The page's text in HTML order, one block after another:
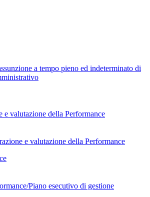
a tempo pieno ed indeterminato di
e valutazione della Performance
e valutazione della Performance
Piano esecutivo di gestione